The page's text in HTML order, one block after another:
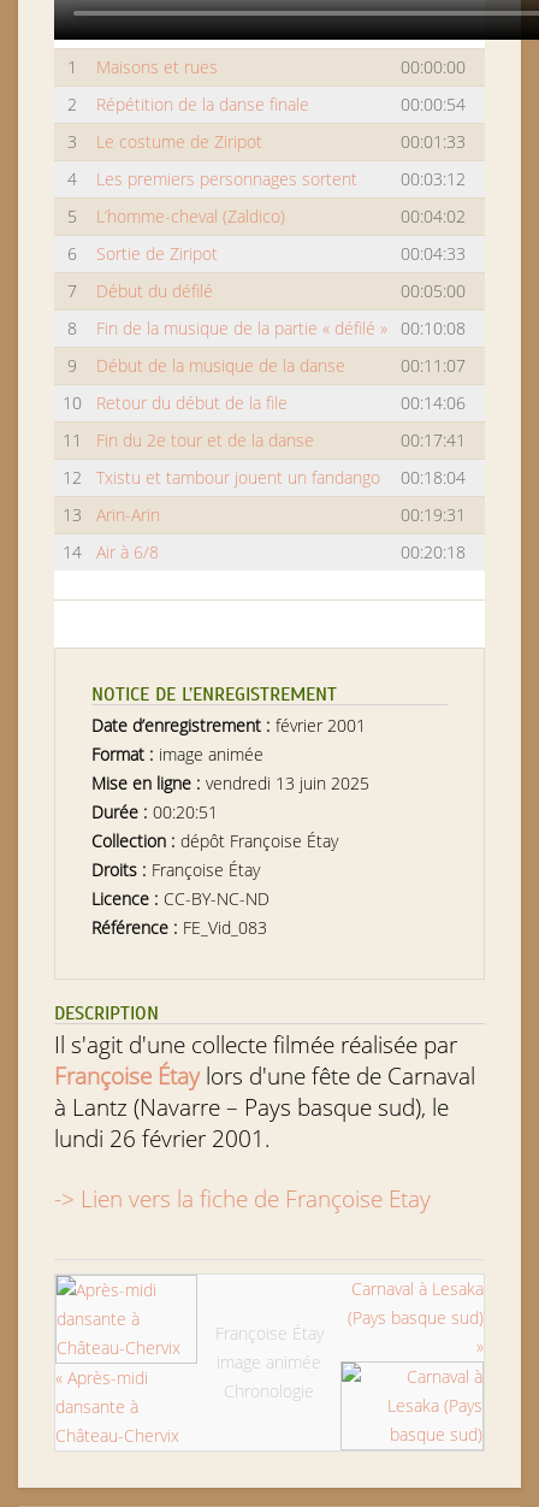
1 Maisons et rues
00:00:00
2
Répétition de la danse finale
00:00:54
3
Le costume de Ziripot
00:01:33
4
Les premiers personnages sortent
00:03:12
5
L’homme-cheval (Zaldico)
00:04:02
6
Sortie de Ziripot
00:04:33
7
Début du défilé
00:05:00
8
Fin de la musique de la partie « défilé » 00:10:08
9
Début de la musique de la danse
00:11:07
10
Retour du début de la file
00:14:06
11
Fin du 2e tour et de la danse
00:17:41
12
Txistu et tambour jouent un fandango
00:18:04
13
Arin-Arin
00:19:31
14
Air à 6/8 00:20:18
NOTICE DE L’ENREGISTREMENT
Date d’enregistrement : février 2001
Format : image animée
Mise en ligne : vendredi 13 juin 2025
Durée : 00:20:51
Collection : dépôt Françoise Étay
Droits : Françoise Étay
Licence : CC-BY-NC-ND
Référence : FE_Vid_083
DESCRIPTION
Il s'agit d'une collecte filmée réalisée par
Françoise Étaylors d'une fête de Carnaval
à Lantz (Navarre – Pays basque sud), le
lundi 26 février 2001.
-> Lien vers la fiche de Françoise Etay
« Après-midi
dansante à
Château-Chervix
Françoise Étay
image animée
Chronologie
Carnaval à Lesaka
(Pays basque sud)
»